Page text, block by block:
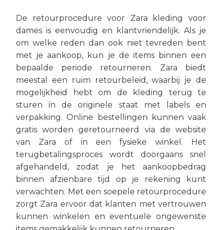
De retourprocedure voor Zara kleding voor
dames is eenvoudig en klantvriendelijk. Als je
om welke reden dan ook niet tevreden bent
met je aankoop, kun je de items binnen een
bepaalde periode retourneren. Zara biedt
meestal een ruim retourbeleid, waarbij je de
mogelijkheid hebt om de kleding terug te
sturen in de originele staat met labels en
verpakking. Online bestellingen kunnen vaak
gratis worden geretourneerd via de website
van Zara of in een fysieke winkel. Het
terugbetalingsproces wordt doorgaans snel
afgehandeld, zodat je het aankoopbedrag
binnen afzienbare tijd op je rekening kunt
verwachten. Met een soepele retourprocedure
zorgt Zara ervoor dat klanten met vertrouwen
kunnen winkelen en eventuele ongewenste